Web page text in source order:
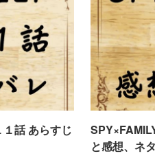
話 あらすじ
と感想、ネ